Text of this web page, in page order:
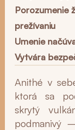
Porozumenie
prežívaniu
Umenie
Vytvára
Anithé v
ktorá sa
skrytý
podmanivý